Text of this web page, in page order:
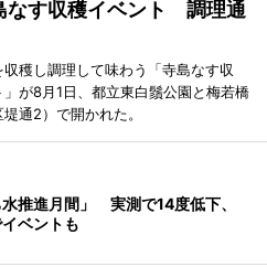
なす収穫イベント 調理通
穫し調理して味わう「寺島なす収
が8月1日、都立東白鬚公園と梅若橋
通2）で開かれた。
推進月間」 実測で14度低下、
ベントも